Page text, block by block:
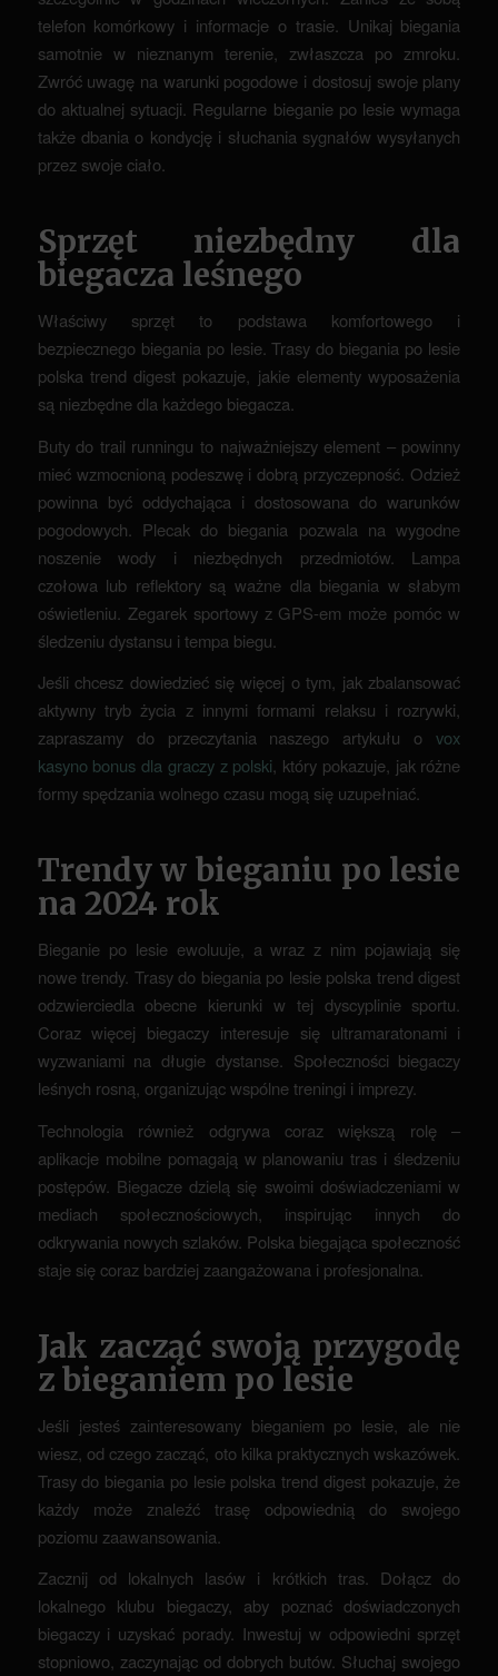
telefon komórkowy i informacje o trasie. Unikaj biegania
samotnie w nieznanym terenie, zwłaszcza po zmroku.
Zwróć uwagę na warunki pogodowe i dostosuj swoje plany
do aktualnej sytuacji. Regularne bieganie po lesie wymaga
także dbania o kondycję i słuchania sygnałów wysyłanych
przez swoje ciało.
Sprzęt niezbędny dla
biegacza leśnego
Właściwy sprzęt to podstawa komfortowego i
bezpiecznego biegania po lesie. Trasy do biegania po lesie
polska trend digest pokazuje, jakie elementy wyposażenia
są niezbędne dla każdego biegacza.
Buty do trail runningu to najważniejszy element – powinny
mieć wzmocnioną podeszwę i dobrą przyczepność. Odzież
powinna być oddychająca i dostosowana do warunków
pogodowych. Plecak do biegania pozwala na wygodne
noszenie wody i niezbędnych przedmiotów. Lampa
czołowa lub reflektory są ważne dla biegania w słabym
oświetleniu. Zegarek sportowy z GPS-em może pomóc w
śledzeniu dystansu i tempa biegu.
Jeśli chcesz dowiedzieć się więcej o tym, jak zbalansować
aktywny tryb życia z innymi formami relaksu i rozrywki,
zapraszamy do przeczytania naszego artykułu ovox
kasyno bonus dla graczy z polski, który pokazuje, jak różne
formy spędzania wolnego czasu mogą się uzupełniać.
Trendy w bieganiu po lesie
na 2024 rok
Bieganie po lesie ewoluuje, a wraz z nim pojawiają się
nowe trendy. Trasy do biegania po lesie polska trend digest
odzwierciedla obecne kierunki w tej dyscyplinie sportu.
Coraz więcej biegaczy interesuje się ultramaratonami i
wyzwaniami na długie dystanse. Społeczności biegaczy
leśnych rosną, organizując wspólne treningi i imprezy.
Technologia również odgrywa coraz większą rolę –
aplikacje mobilne pomagają w planowaniu tras i śledzeniu
postępów. Biegacze dzielą się swoimi doświadczeniami w
mediach społecznościowych, inspirując innych do
odkrywania nowych szlaków. Polska biegająca społeczność
staje się coraz bardziej zaangażowana i profesjonalna.
Jak zacząć swoją przygodę
z bieganiem po lesie
Jeśli jesteś zainteresowany bieganiem po lesie, ale nie
wiesz, od czego zacząć, oto kilka praktycznych wskazówek.
Trasy do biegania po lesie polska trend digest pokazuje, że
każdy może znaleźć trasę odpowiednią do swojego
poziomu zaawansowania.
Zacznij od lokalnych lasów i krótkich tras. Dołącz do
lokalnego klubu biegaczy, aby poznać doświadczonych
biegaczy i uzyskać porady. Inwestuj w odpowiedni sprzęt
stopniowo, zaczynając od dobrych butów. Słuchaj swojego